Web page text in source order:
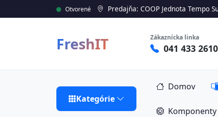
Otvorené Predajňa: COOP Jednota Tempo
FreshIT Zákaznícka linka
041 433 2610
Kategórie
Domov
Komponenty